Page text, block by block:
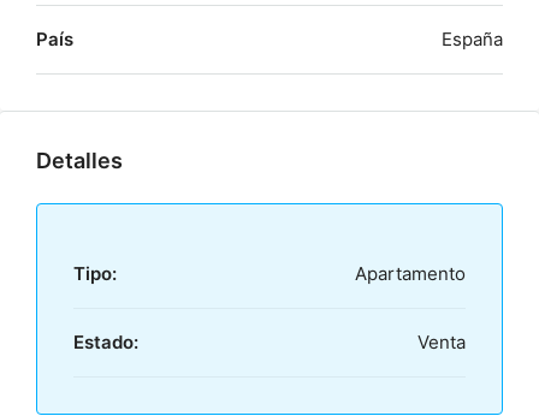
País España
Detalles
Tipo: Apartamento
Estado: Venta